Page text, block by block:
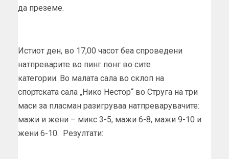
да преземе.
Истиот ден, во 17,00 часот беа спроведени
натпреварите во пинг понг во сите
категории. Во малата сала во склоп на
спортската сала „Нико Нестор“ во Струга на три
маси за пласман разигруваа натпреварувачите:
мажи и жени – микс 3-5, мажи 6-8, мажи 9-10 и
жени 6-10. Резултати: